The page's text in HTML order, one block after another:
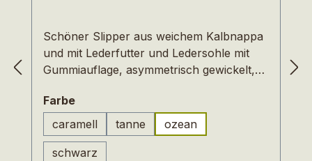
Schöner Slipper aus weichem Kalbnappa
und mit Lederfutter und Ledersohle mit
Gummiauflage, asymmetrisch gewickelt,
Schuh ist auch für Füße mit hohem
Spann geeignet, und das eingearbeitete
Fußbett aus Naturkork garantiert
natürliches Gehen.Auslaufmodelle und
Farbeauswählen
caramell
tanne
(Diese Option ist zurzeit nicht
ozean
schwarz